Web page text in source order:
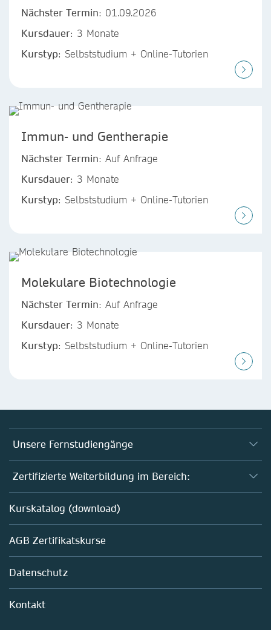
Nächster Termin: 01.09.2026
Kursdauer: 3 Monate
Kurstyp: Selbststudium + Online-Tutorien
Immun- und Gentherapie
Nächster Termin: Auf Anfrage
Kursdauer: 3 Monate
Kurstyp: Selbststudium + Online-Tutorien
Molekulare Biotechnologie
Nächster Termin: Auf Anfrage
Kursdauer: 3 Monate
Kurstyp: Selbststudium + Online-Tutorien
Unsere Fernstudiengänge
Fernstudium Biologie
Fernstudium B. Sc. Chemie
Fernstudium M. Sc. Biotechnologie
Zertifizierte Weiterbildung im Bereich:
AZAV-geförderte Weiterbildungskurse
Biotechnologie
Chemie
Mitarbeiterführung im Labor
Kurskatalog (download)
AGB Zertifikatskurse
Datenschutz
Kontakt